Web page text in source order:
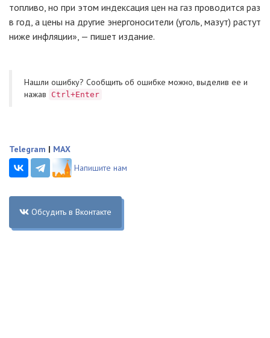
топливо, но при этом индексация цен на газ проводится раз
в год, а цены на другие энергоносители (уголь, мазут) растут
ниже инфляции», — пишет издание.
Нашли ошибку? Cообщить об ошибке можно, выделив ее и
нажав
Ctrl+Enter
Telegram | MAX
Напишите нам
Обсудить в Вконтакте